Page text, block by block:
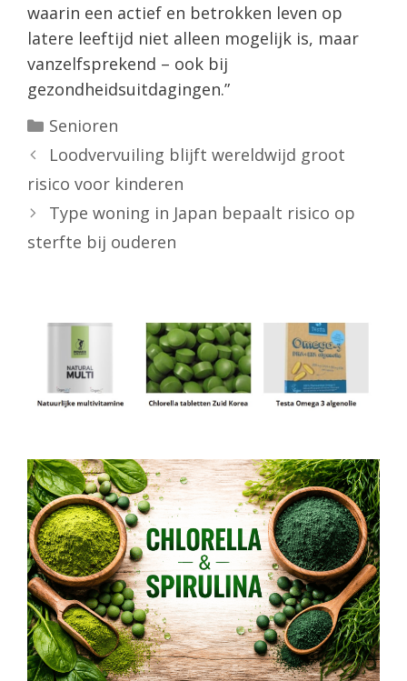
waarin een actief en betrokken leven op
latere leeftijd niet alleen mogelijk is, maar
vanzelfsprekend – ook bij
gezondheidsuitdagingen.”
Categorieën
Senioren
Loodvervuiling blijft wereldwijd groot
risico voor kinderen
Type woning in Japan bepaalt risico op
sterfte bij ouderen